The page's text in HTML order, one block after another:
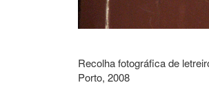
Recolha fotográfica de
Porto, 2008